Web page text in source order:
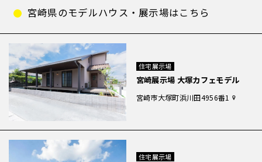
宮崎県のモデルハウス・展示場はこちら
住宅展示場
宮崎展示場 大塚カフェモデル
宮崎市大塚町浜川田4956番1
住宅展示場